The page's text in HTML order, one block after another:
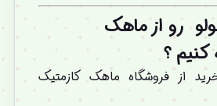
رو از ماهک
کنیم ؟
از فروشگاه ماهک کازمتیک